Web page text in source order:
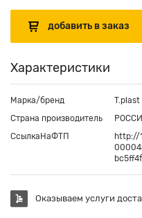
Характеристики
Марка/бренд
T.plast
Страна производитель
СсылкаНаФТП
http://
Оказываем услуги